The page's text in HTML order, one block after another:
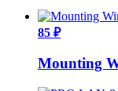
85 ₽
Mounting